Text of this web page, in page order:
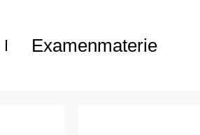
Examenmaterie